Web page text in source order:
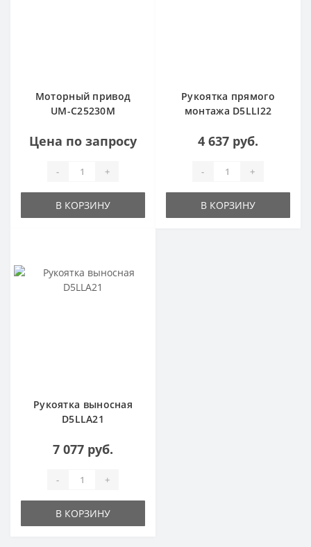
Моторный привод
UM-C25230M
Цена по запросу
- +
В КОРЗИНУ
Рукоятка прямого
монтажа D5LLI22
4 637 руб.
- +
В КОРЗИНУ
Рукоятка выносная
D5LLA21
7 077 руб.
- +
В КОРЗИНУ